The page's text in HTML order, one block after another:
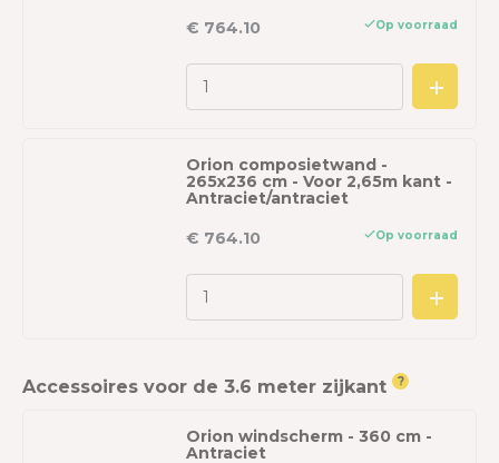
€ 764.10
Op voorraad
Orion composietwand -
265x236 cm - Voor 2,65m kant -
Antraciet/antraciet
€ 764.10
Op voorraad
Accessoires voor de 3.6 meter zijkant ?
Orion windscherm - 360 cm -
Antraciet